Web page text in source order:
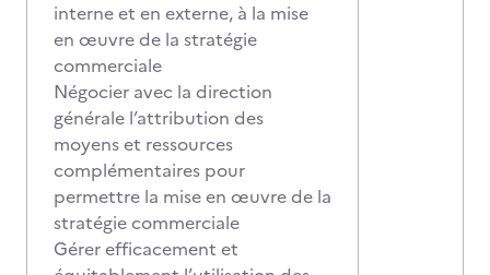
interne et en externe, à la mise
en œuvre de la stratégie
commerciale
Négocier avec la direction
générale l’attribution des
moyens et ressources
complémentaires pour
permettre la mise en œuvre de la
stratégie commerciale
Gérer efficacement et